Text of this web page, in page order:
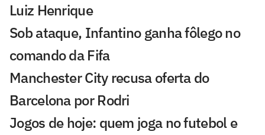
Luiz Henrique
Sob ataque, Infantino ganha fôlego no
comando da Fifa
Manchester City recusa oferta do
Barcelona por Rodri
Jogos de hoje: quem joga no futebol e